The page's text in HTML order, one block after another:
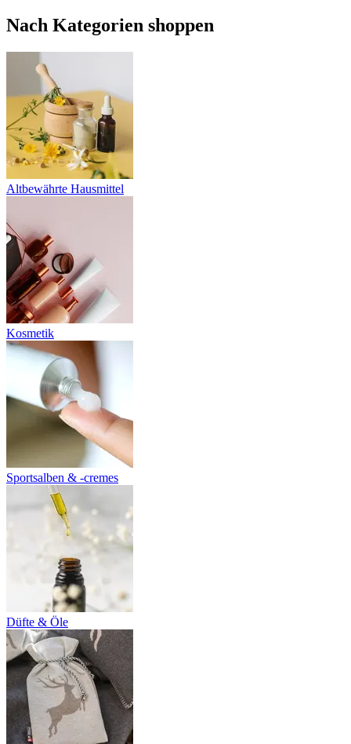
Nach Kategorien shoppen
Altbewährte Hausmittel
Kosmetik
Sportsalben & -cremes
Düfte & Öle